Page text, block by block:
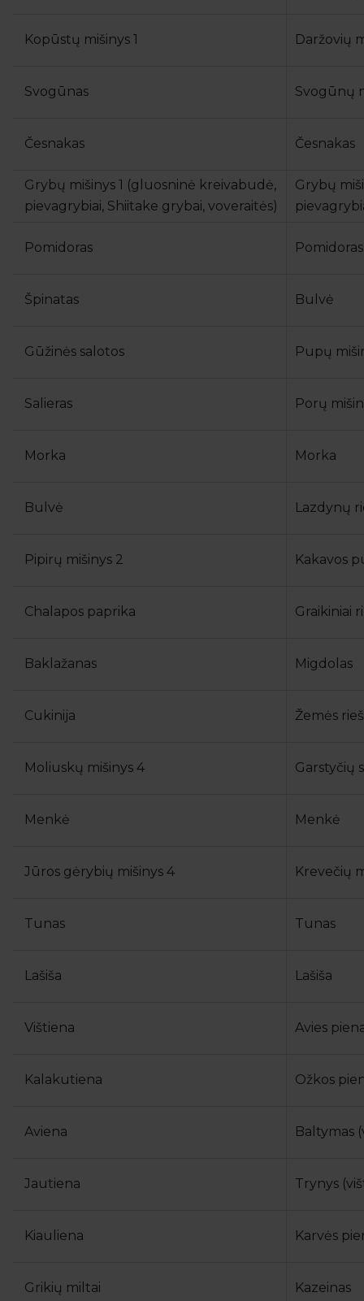
Kopūstų mišinys 1 Daržovių
Svogūnas Svogūnų
Česnakas Česnakas
Grybų mišinys 1 (gluosninė kreivabudė,
pievagrybiai, Shiitake grybai, voveraitės)
Grybų
Pomidoras Pomidoras
Špinatas Bulvė
Gūžinės salotos Pupų
Salieras Porų
Morka Morka
Bulvė Lazdynų
Pipirų mišinys 2 Kakavos
Chalapos paprika Graikiniai
Baklažanas Migdolas
Cukinija Žemės
Moliuskų mišinys 4 Garstyčių
Menkė Menkė
Jūros gėrybių mišinys 4 Krevečių
Tunas Tunas
Lašiša Lašiša
Vištiena Avies
Kalakutiena Ožkos
Aviena Baltymas
Jautiena Trynys
Kiauliena Karvės
Grikių miltai Kazeinas